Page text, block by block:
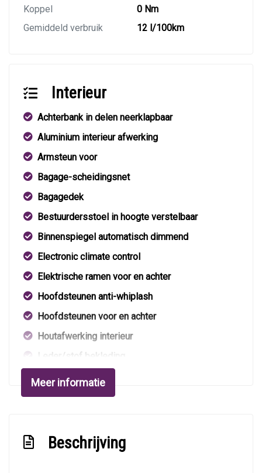
Koppel
0 Nm
Gemiddeld verbruik
12 l/100km
Interieur
Achterbank in delen neerklapbaar
Aluminium interieur afwerking
Armsteun voor
Bagage-scheidingsnet
Bagagedek
Bestuurdersstoel in hoogte verstelbaar
Binnenspiegel automatisch dimmend
Electronic climate control
Elektrische ramen voor en achter
Hoofdsteunen anti-whiplash
Hoofdsteunen voor en achter
Houtafwerking interieur
Leder/stof bekleding
Lendesteun(en) verstelbaar
Middenarmsteun voor
Stuur leder
Stuur verstelbaar
Meer informatie
Beschrijving